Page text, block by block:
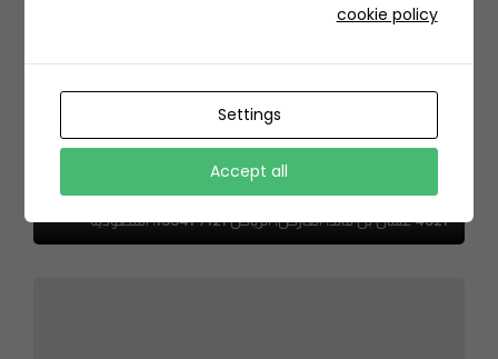
Alwonderful | الوندرفل
4621 عثمان بن قائد، العارض، الرياض 13341 7121، السعودية
cookie policy
Settings
Accept all